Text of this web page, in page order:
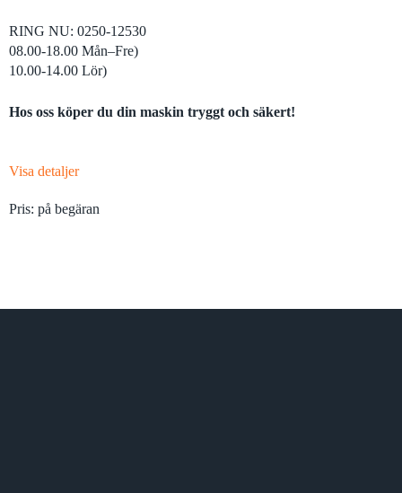
RING NU: 0250-12530
08.00-18.00 Mån–Fre)
10.00-14.00 Lör)
Hos oss köper du din maskin tryggt och säkert!
Visa detaljer
Pris: på begäran